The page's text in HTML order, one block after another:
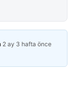
2 ay 3 hafta önce